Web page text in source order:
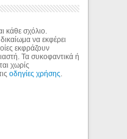
κάθε σχόλιο.
να εκφέρει
εκφράζουν
Τα συκοφαντικά ή
χωρίς
οδηγίες χρήσης.